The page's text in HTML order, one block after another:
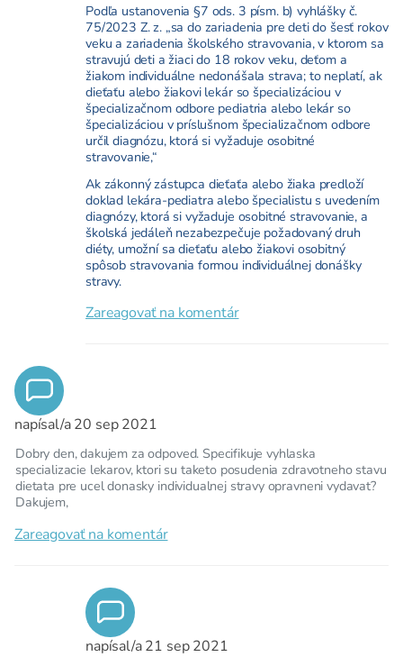
Podľa ustanovenia §7 ods. 3 písm. b) vyhlášky č.
75/2023 Z. z. „sa do zariadenia pre deti do šesť rokov
veku a zariadenia školského stravovania, v ktorom sa
stravujú deti a žiaci do 18 rokov veku, deťom a
žiakom individuálne nedonášala strava; to neplatí, ak
dieťaťu alebo žiakovi lekár so špecializáciou v
špecializačnom odbore pediatria alebo lekár so
špecializáciou v príslušnom špecializačnom odbore
určil diagnózu, ktorá si vyžaduje osobitné
stravovanie,“
Ak zákonný zástupca dieťaťa alebo žiaka predloží
doklad lekára-pediatra alebo špecialistu s uvedením
diagnózy, ktorá si vyžaduje osobitné stravovanie, a
školská jedáleň nezabezpečuje požadovaný druh
diéty, umožní sa dieťaťu alebo žiakovi osobitný
spôsob stravovania formou individuálnej donášky
stravy.
Zareagovať na komentár
napísal/a20 sep 2021
Dobry den, dakujem za odpoved. Specifikuje vyhlaska
specializacie lekarov, ktori su taketo posudenia zdravotneho stavu
dietata pre ucel donasky individualnej stravy opravneni vydavat?
Dakujem,
Zareagovať na komentár
napísal/a21 sep 2021